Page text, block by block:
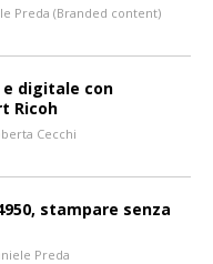
Preda (Branded content)
digitale con
Ricoh
Cecchi
stampare senza
Preda